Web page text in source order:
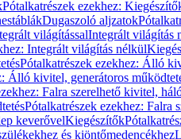
Pótalkatrészek ezekhez:
Dugaszoló aljzatok
világítássalIntegrált világítás
Integrált világítás nélkül
Pótalkatrészek ezekhez: Álló
Álló kivitel, generátoros
Falra szerelhető kivitel,
Pótalkatrészek ezekhez: Falra
keverővelKiegészítők
és kiöntőmedencékhez